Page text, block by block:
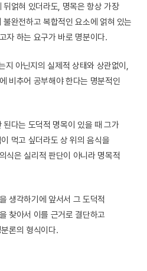
얽혀 있더라도, 명목은 항상 가장
완전하고 복합적인 요소에 얽혀 있는
자 하는 요구가 바로 명분이다.
아닌지의 실제적 상태와 상관없이,
비추어 공부해야 한다는 명분적인
다는 도덕적 명목이 있을 때 그가
먹고 싶더라도 상 위의 음식을
식은 실리적 판단이 아니라 명목적
생각하기에 앞서서 그 도덕적
찾아서 이를 근거로 결단하고
론의 형식이다.